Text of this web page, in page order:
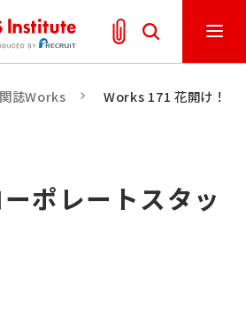
誌Works Works 171 花開け！コ
ポレートスタッ